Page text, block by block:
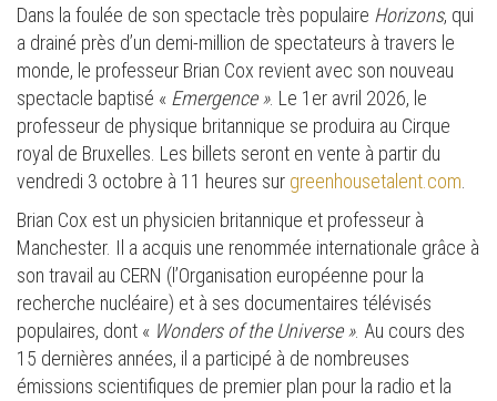
Dans la foulée de son spectacle très populaire Horizons, qui
a drainé près d’un demi-million de spectateurs à travers le
monde, le professeur Brian Cox revient avec son nouveau
spectacle baptisé « Emergence ». Le 1er avril 2026, le
professeur de physique britannique se produira au Cirque
royal de Bruxelles. Les billets seront en vente à partir du
vendredi 3 octobre à 11 heures sur greenhousetalent.com.
Brian Cox est un physicien britannique et professeur à
Manchester. Il a acquis une renommée internationale grâce à
son travail au CERN (l’Organisation européenne pour la
recherche nucléaire) et à ses documentaires télévisés
populaires, dont « Wonders of the Universe ». Au cours des
15 dernières années, il a participé à de nombreuses
émissions scientifiques de premier plan pour la radio et la